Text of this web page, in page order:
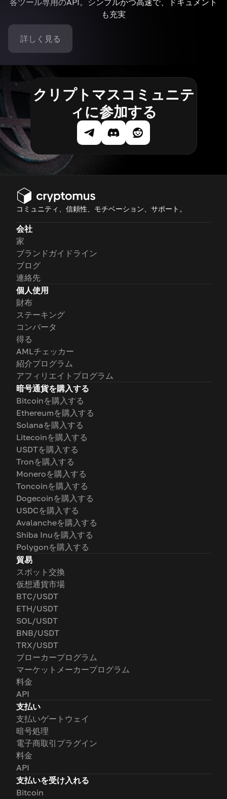
各ツール専用のAPI。シンプルかつ高速で、ドキュメント
も充実
詳しく見る
クリプトマスコミュニテ
ィに参加する
コミュニティ、信頼性、モチベーション、サポート。
会社
家
ブランドガイドライン
ブログ
連絡先
個人使用
財布
ステーキング
コンバータ
得る
AMLチェッカー
紹介プログラム
アフィリエイトプログラム
暗号通貨を購入する
Bitcoinを購入する
Ethereumを購入する
Solanaを購入する
Litecoinを購入する
USDTを購入する
Tronを購入する
Moneroを購入する
Toncoinを購入する
Dogecoinを購入する
USDCを購入する
Avalancheを購入する
Shiba Inuを購入する
Polygonを購入する
貿易
スポット交換
仮想通貨市場
BTC/USDT
ETH/USDT
SOL/USDT
BNB/USDT
TRX/USDT
ブローカープログラム
マーケットメーカープログラム
料金
API
支払い
支払いゲートウェイ
暗号処理
電子商取引プラグイン
料金
API
支払いを受け入れる
Bitcoin